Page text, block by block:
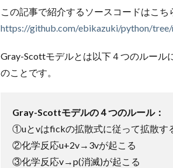
この記事で紹介するソースコードはこち
https://github.com/ebikazuki/python/
Gray-Scottモデルとは以下４つのルール
のことです。
Gray-Scottモデルの４つのルール：
①uとvはfickの拡散式に従って拡散す
②化学反応u+2v→3vが起こる
③化学反応v→p(消滅)が起こる